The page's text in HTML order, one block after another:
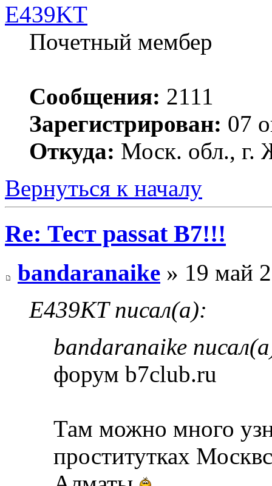
E439KT
Почетный мембер
Сообщения: 2111
Зарегистрирован: 07
Откуда: Моск. обл., г.
Вернуться к началу
Re: Тест passat B7!!!
bandaranaike » 19 май
E439KT писал(а):
bandaranaike
форум b7club.ru
Там можно много
проститутках